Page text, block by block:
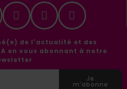
de l'actualité et des
en vous abonnant à notre
Je
m'abonne